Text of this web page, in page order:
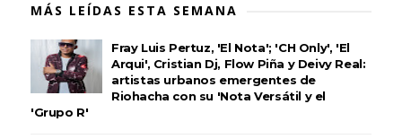
MÁS LEÍDAS ESTA SEMANA
Fray Luis Pertuz, 'El Nota'; 'CH Only', 'El
Arqui', Cristian Dj, Flow Piña y Deivy Real:
artistas urbanos emergentes de
Riohacha con su 'Nota Versátil y el
'Grupo R'